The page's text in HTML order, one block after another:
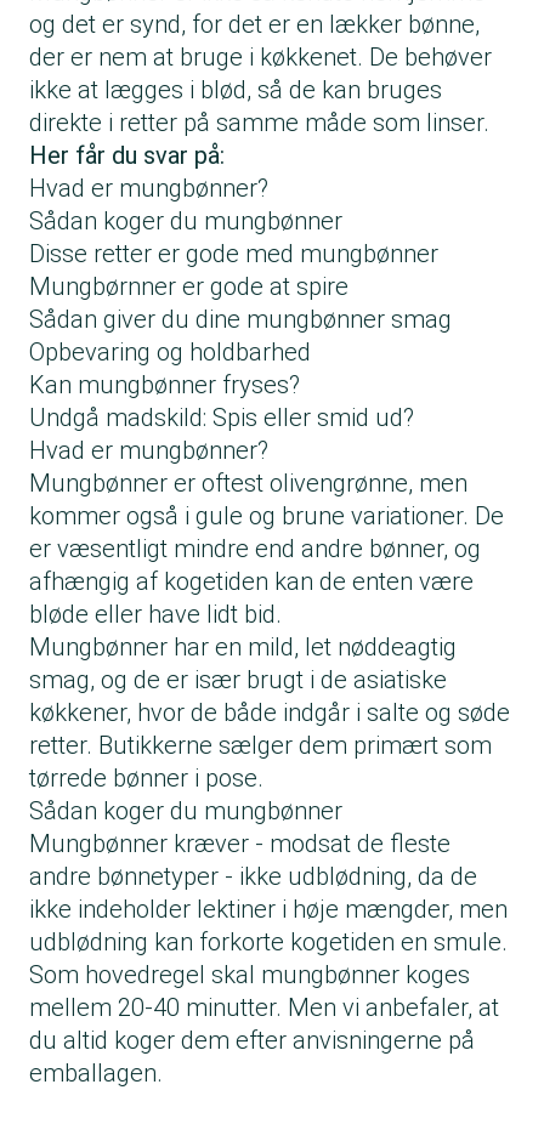
og det er synd, for det er en lækker bønne,
der er nem at bruge i køkkenet. De behøver
ikke at lægges i blød, så de kan bruges
direkte i retter på samme måde som linser.
Her får du svar på:
Hvad er mungbønner?
Sådan koger du mungbønner
Disse retter er gode med mungbønner
Mungbørnner er gode at spire
Sådan giver du dine mungbønner smag
Opbevaring og holdbarhed
Kan mungbønner fryses?
Undgå madskild: Spis eller smid ud?
Hvad er mungbønner?
Mungbønner er oftest olivengrønne, men
kommer også i gule og brune variationer. De
er væsentligt mindre end andre bønner, og
afhængig af kogetiden kan de enten være
bløde eller have lidt bid.
Mungbønner har en mild, let nøddeagtig
smag, og de er især brugt i de asiatiske
køkkener, hvor de både indgår i salte og søde
retter. Butikkerne sælger dem primært som
tørrede bønner i pose.
Sådan koger du mungbønner
Mungbønner kræver - modsat de fleste
andre bønnetyper - ikke udblødning, da de
ikke indeholder lektiner i høje mængder, men
udblødning kan forkorte kogetiden en smule.
Som hovedregel skal mungbønner koges
mellem 20-40 minutter. Men vi anbefaler, at
du altid koger dem efter anvisningerne på
emballagen.